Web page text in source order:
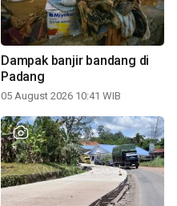
Dampak banjir bandang di
Padang
05 August 2026 10:41 WIB